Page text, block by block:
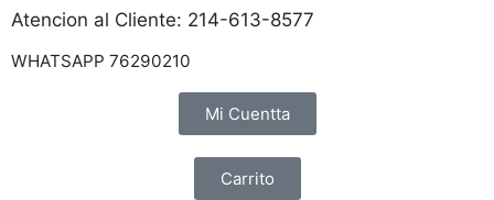
Atencion al Cliente: 214-613-8577
WHATSAPP 76290210
Mi Cuentta
Carrito